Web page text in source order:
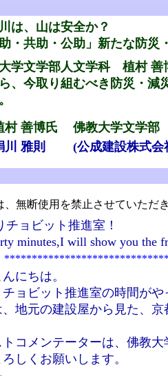
は、山は安全か？
助・共助・公助」新たな防
学文学部人文学科 植村 善
、今取り組むべき防災・減
村 善博氏
佛教大学文学
川 雅則
(公成建設株式会
無断使用を禁止させていただ
チョビット推進室！
minutes,I will show you the
にちは。
チョビット推進室の時間が
、地元の建設屋から見た、
コメンテーターは、佛教
しくお願いします。